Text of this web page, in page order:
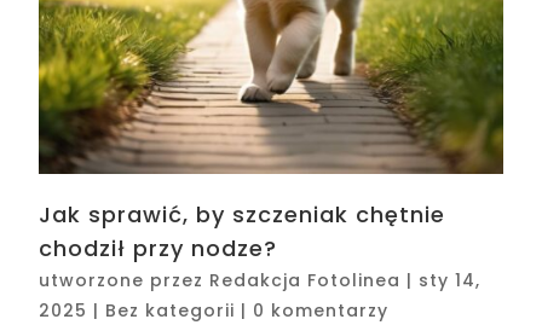
Jak sprawić, by szczeniak chętnie
chodził przy nodze?
utworzone przez Redakcja Fotolinea | sty 14,
2025 | Bez kategorii | 0 komentarzy